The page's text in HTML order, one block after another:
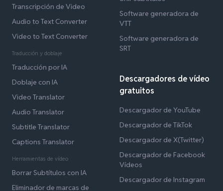
Transcripción de Video
Audio to Text Converter
Video to Text Converter
Traducción y doblaje
Traducción por IA
Doblaje con IA
Video Translator
Audio Translator
Subtitle Translator
Captions Translator
Herramientas de vídeo
Borrar Subtítulos con IA
Eliminador de marcas de
Software generadora de
VTT
Software generadora de
SRT
Descargadores de vídeo
gratuitos
Descargador de YouTube
Descargador de TikTok
Descargador de X(Twitter)
Descargador de Facebook
Vídeos
Descargador de Instagram